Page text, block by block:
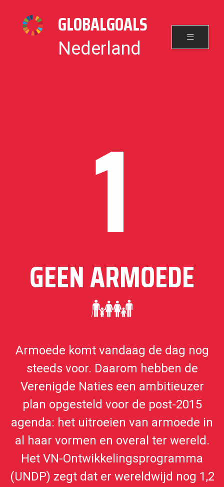
GLOBALGOALS
Nederland
1
GEEN ARMOEDE
Armoede komt vandaag de dag nog
steeds voor. Daarom hebben de
Verenigde Naties een ambitieuzer
plan opgesteld voor de post-2015
agenda: het uitroeien van armoede in
al haar vormen en overal ter wereld.
Het VN-Ontwikkelingsprogramma
(UNDP) zegt dat er wereldwijd nog 1,2